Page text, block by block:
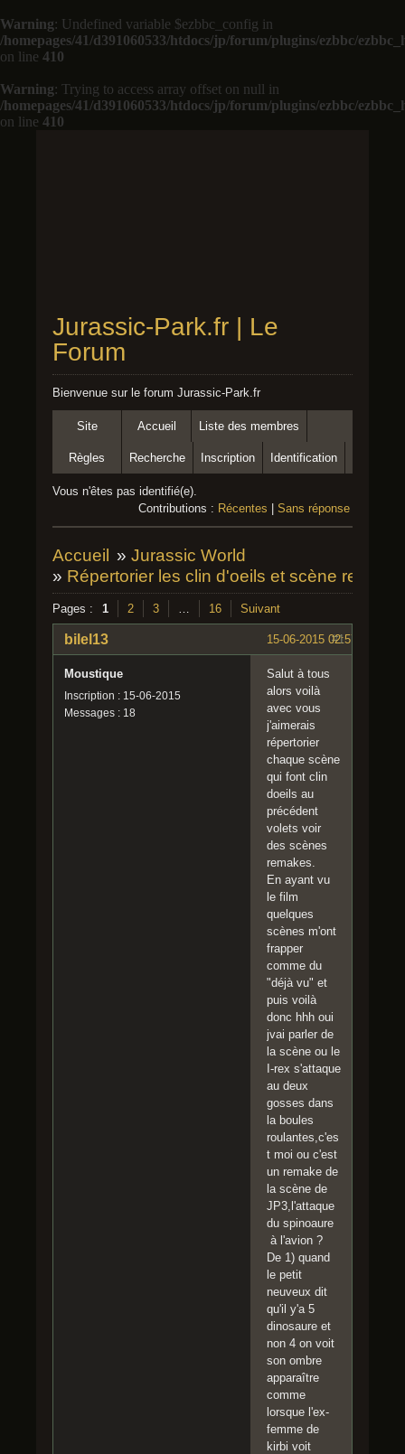
Warning: Undefined variable $ezbbc_config in
/homepages/41/d391060533/htdocs/jp/forum/plugins/ezbbc/
on line 410
Warning: Trying to access array offset on null in
/homepages/41/d391060533/htdocs/jp/forum/plugins/ezbbc/
on line 410
Jurassic-Park.fr | Le
Forum
Bienvenue sur le forum Jurassic-Park.fr
Site Accueil Liste des membres
Règles Recherche Inscription Identification
Vous n'êtes pas identifié(e).
Contributions : Récentes Sans réponse
Accueil » Jurassic World
» Répertorier les clin d'oeils et scène remake
Pages : 1 2 3 … 16 Suivant
#1
15-06-2015 02:57:41
bilel13
Moustique
Inscription : 15-06-2015
Messages : 18
Salut à tous
alors voilà
avec vous
j'aimerais
répertorier
chaque scène
qui font clin
doeils au
précédent
volets voir
des scènes
remakes.
En ayant vu
le film
quelques
scènes m'ont
frapper
comme du
"déjà vu" et
puis voilà
donc hhh oui
jvai parler de
la scène ou le
I-rex s'attaque
au deux
gosses dans
la boules
roulantes,c'es
t moi ou c'est
un remake de
la scène de
JP3,l'attaque
du spinoaure
à l'avion ?
De 1) quand
le petit
neuveux dit
qu'il y'a 5
dinosaure et
non 4 on voit
son ombre
apparaître
comme
lorsque l'ex-
femme de
kirbi voit